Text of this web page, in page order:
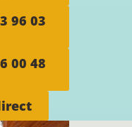
96 03
00 48